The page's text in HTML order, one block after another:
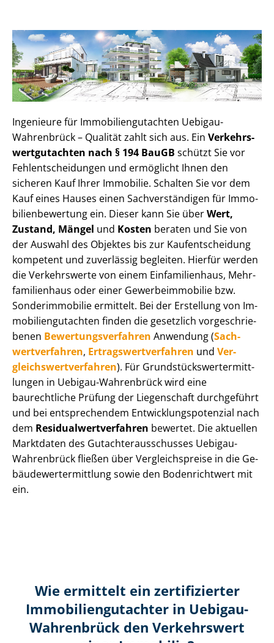
Ingenieure für Im­mo­bi­li­en­gut­ach­ten Uebigau-
Wahrenbrück – Qualität zahlt sich aus. Ein Ver­kehrs­
wert­gut­ach­ten nach § 194 BauGB schützt Sie vor
Fehl­ent­schei­dun­gen und ermöglicht Ihnen den
sicheren Kauf Ihrer Immobilie. Schalten Sie vor dem
Kauf eines Hauses einen Sach­ver­stän­di­gen für Im­mo­
bi­li­en­be­wer­tung ein. Dieser kann Sie überWert,
Zustand, Mängel und Kosten beraten und Sie von
der Auswahl des Objektes bis zur Kauf­ent­schei­dung
kompetent und zuverlässig begleiten. Hierfür werden
die Verkehrswerte von einem Einfamilienhaus, Mehr­
fa­mi­li­en­haus oder einer Ge­wer­be­im­mo­bi­lie bzw.
Sonderimmobilie ermittelt. Bei der Erstellung von Im­
mo­bi­li­en­gut­ach­ten finden die gesetzlich vor­ge­schrie­
be­nen Be­wer­tungs­ver­fah­ren Anwendung (Sach­
wert­ver­fah­ren, Er­trags­wert­ver­fah­ren und Ver­
gleichs­wert­ver­fah­ren). Für Grund­stücks­wert­ermitt­
lun­gen in Uebigau-Wahrenbrück wird eine
baurechtliche Prüfung der Liegenschaft durchgeführt
und bei entsprechendem Ent­wick­lungs­po­ten­zi­al nach
dem Re­si­du­al­wert­ver­fah­ren bewertet. Die aktuellen
Marktdaten des Gut­ach­ter­aus­schus­ses Uebigau-
Wahrenbrück fließen über Ver­gleichs­prei­se in die Ge­
bäu­de­wert­ermitt­lung sowie den Bodenrichtwert mit
ein.
Wie ermittelt ein zertifizierter
Immobilien­gutachter in Uebigau-
Wahrenbrück den Verkehrswert